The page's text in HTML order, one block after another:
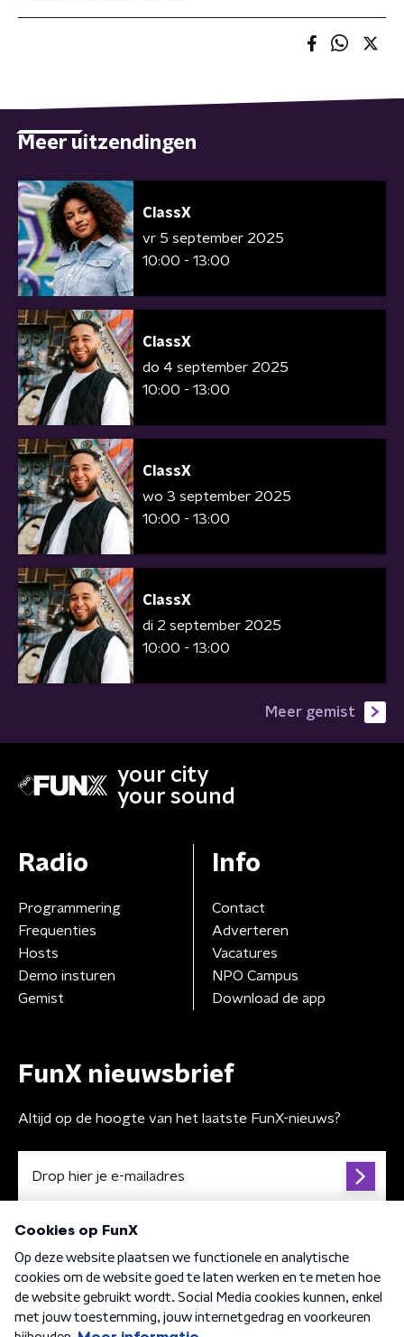
Meer uitzendingen
ClassX
vr 5 september 2025
10:00 - 13:00
ClassX
do 4 september 2025
10:00 - 13:00
ClassX
wo 3 september 2025
10:00 - 13:00
ClassX
di 2 september 2025
10:00 - 13:00
Meer gemist
your city
your sound
Radio
Programmering
Frequenties
Hosts
Demo insturen
Gemist
Info
Contact
Adverteren
Vacatures
NPO Campus
Download de app
FunX nieuwsbrief
Altijd op de hoogte van het laatste FunX-nieuws?
Algemene voorwaarden Privacybeleid